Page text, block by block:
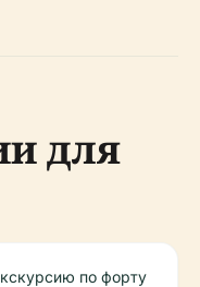
для
по форту